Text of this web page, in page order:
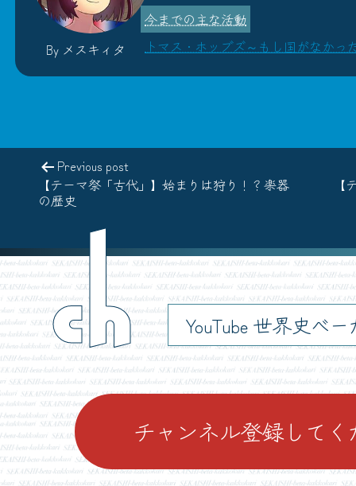
By メスキィタ トマス・ホッブズ～もし国がなか
Previous post
【テーマ祭「古代」】始まりは狩り！？楽器
の歴史
YouTube 世界史べ
ch
チャンネル登録して